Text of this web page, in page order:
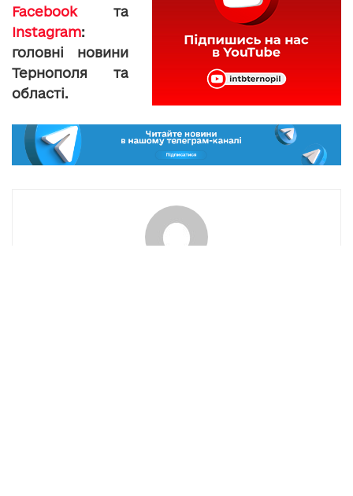
Facebookта
Instagram:
головні новини
Тернополя та
області.